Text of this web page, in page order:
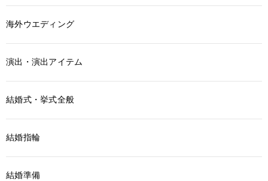
海外ウエディング
演出・演出アイテム
結婚式・挙式全般
結婚指輪
結婚準備